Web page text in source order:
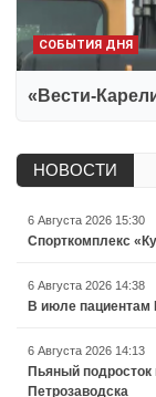
СОБЫТИЯ ДНЯ
«Вести-
НОВОСТИ
6 Августа 2026 15:30
Спорткомплекс
6 Августа 2026 14:38
В июле пациентам
6 Августа 2026 14:13
Пьяный подросток
Петрозаводска